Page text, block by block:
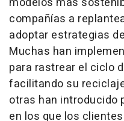
compañías a
adoptar estrategias
Muchas han
para rastrear el ciclo
facilitando su
otras han introducido
en los que los